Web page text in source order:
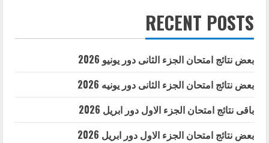
RECENT POSTS
بعض نتائج امتحان الجزء الثانى دور يونيو 2026
بعض نتائج امتحان الجزء الثانى دور يونيه 2026
باقى نتائج امتحان الجزء الاول دور ابريل 2026
بعض نتائج امتحان الجزء الاول دور ابريل 2026